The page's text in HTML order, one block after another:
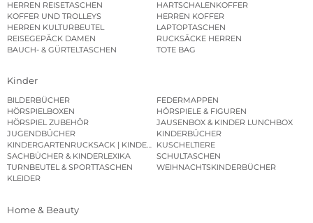
HERREN REISETASCHEN
HARTSCHALENKOFFER
KOFFER UND TROLLEYS
HERREN KOFFER
HERREN KULTURBEUTEL
LAPTOPTASCHEN
REISEGEPÄCK DAMEN
RUCKSÄCKE HERREN
BAUCH- & GÜRTELTASCHEN
TOTE BAG
Kinder
BILDERBÜCHER
FEDERMAPPEN
HÖRSPIELBOXEN
HÖRSPIELE & FIGUREN
HÖRSPIEL ZUBEHÖR
JAUSENBOX & KINDER LUNCHBOX
JUGENDBÜCHER
KINDERBÜCHER
KINDERGARTENRUCKSACK | KINDERGARTENBEUTEL
KUSCHELTIERE
SACHBÜCHER & KINDERLEXIKA
SCHULTASCHEN
TURNBEUTEL & SPORTTASCHEN
WEIHNACHTSKINDERBÜCHER
KLEIDER
Home & Beauty